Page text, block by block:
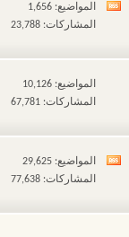
مشاهدة
هذا
المنتدى
المواضيع: 1,656
المشاركات: 23,788
المواضيع: 10,126
المشاركات: 67,781
مشاهدة
هذا
المواضيع: 29,625
المشاركات: 77,638